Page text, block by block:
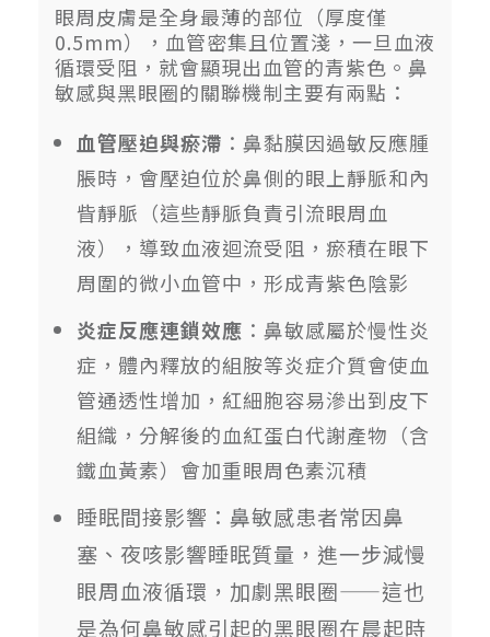
眼周皮膚是全身最薄的部位（厚度僅
0.5mm），血管密集且位置淺，一旦血液
循環受阻，就會顯現出血管的青紫色。鼻
敏感與黑眼圈的關聯機制主要有兩點：
血管壓迫與瘀滯 ：鼻黏膜因過敏反應腫
脹時，會壓迫位於鼻側的眼上靜脈和內
眥靜脈（這些靜脈負責引流眼周血
液），導致血液迴流受阻，瘀積在眼下
周圍的微小血管中，形成青紫色陰影
炎症反應連鎖效應 ：鼻敏感屬於慢性炎
症，體內釋放的組胺等炎症介質會使血
管通透性增加，紅細胞容易滲出到皮下
組織，分解後的血紅蛋白代謝產物（含
鐵血黃素）會加重眼周色素沉積
睡眠間接影響：鼻敏感患者常因鼻
塞、夜咳影響睡眠質量，進一步減慢
眼周血液循環，加劇黑眼圈——這也
是為何鼻敏感引起的黑眼圈在晨起時